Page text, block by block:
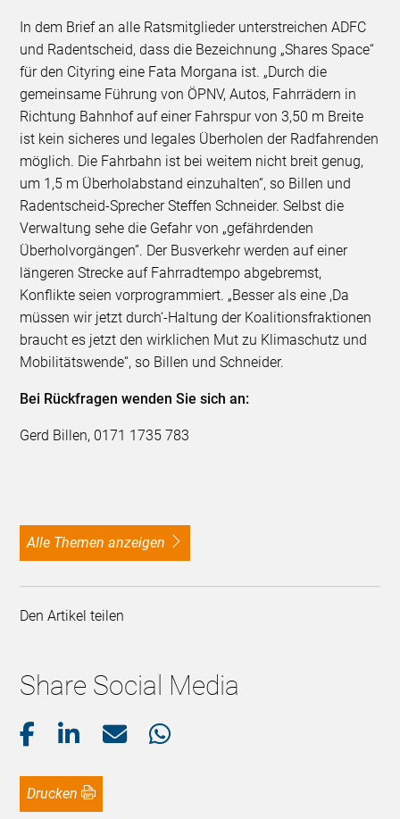
In dem Brief an alle Ratsmitglieder unterstreichen ADFC
und Radentscheid, dass die Bezeichnung „Shares Space“
für den Cityring eine Fata Morgana ist. „Durch die
gemeinsame Führung von ÖPNV, Autos, Fahrrädern in
Richtung Bahnhof auf einer Fahrspur von 3,50 m Breite
ist kein sicheres und legales Überholen der Radfahrenden
möglich. Die Fahrbahn ist bei weitem nicht breit genug,
um 1,5 m Überholabstand einzuhalten“, so Billen und
Radentscheid-Sprecher Steffen Schneider. Selbst die
Verwaltung sehe die Gefahr von „gefährdenden
Überholvorgängen”. Der Busverkehr werden auf einer
längeren Strecke auf Fahrradtempo abgebremst,
Konflikte seien vorprogrammiert. „Besser als eine ,Da
müssen wir jetzt durch‘-Haltung der Koalitionsfraktionen
braucht es jetzt den wirklichen Mut zu Klimaschutz und
Mobilitätswende“, so Billen und Schneider.
Bei Rückfragen wenden Sie sich an:
Gerd Billen, 0171 1735 783
alle Themen anzeigen
Den Artikel teilen
Share Social Media
Drucken